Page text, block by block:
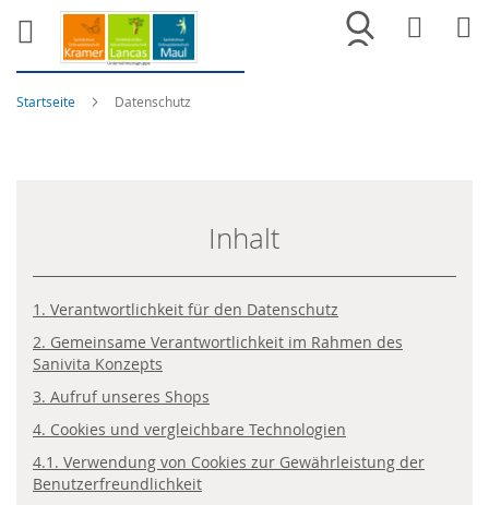
Merkliste
Startseite Datenschutz
Inhalt
1. Verantwortlichkeit für den Datenschutz
2. Gemeinsame Verantwortlichkeit im Rahmen des
Sanivita Konzepts
3. Aufruf unseres Shops
4. Cookies und vergleichbare Technologien
4.1. Verwendung von Cookies zur Gewährleistung der
Benutzerfreundlichkeit